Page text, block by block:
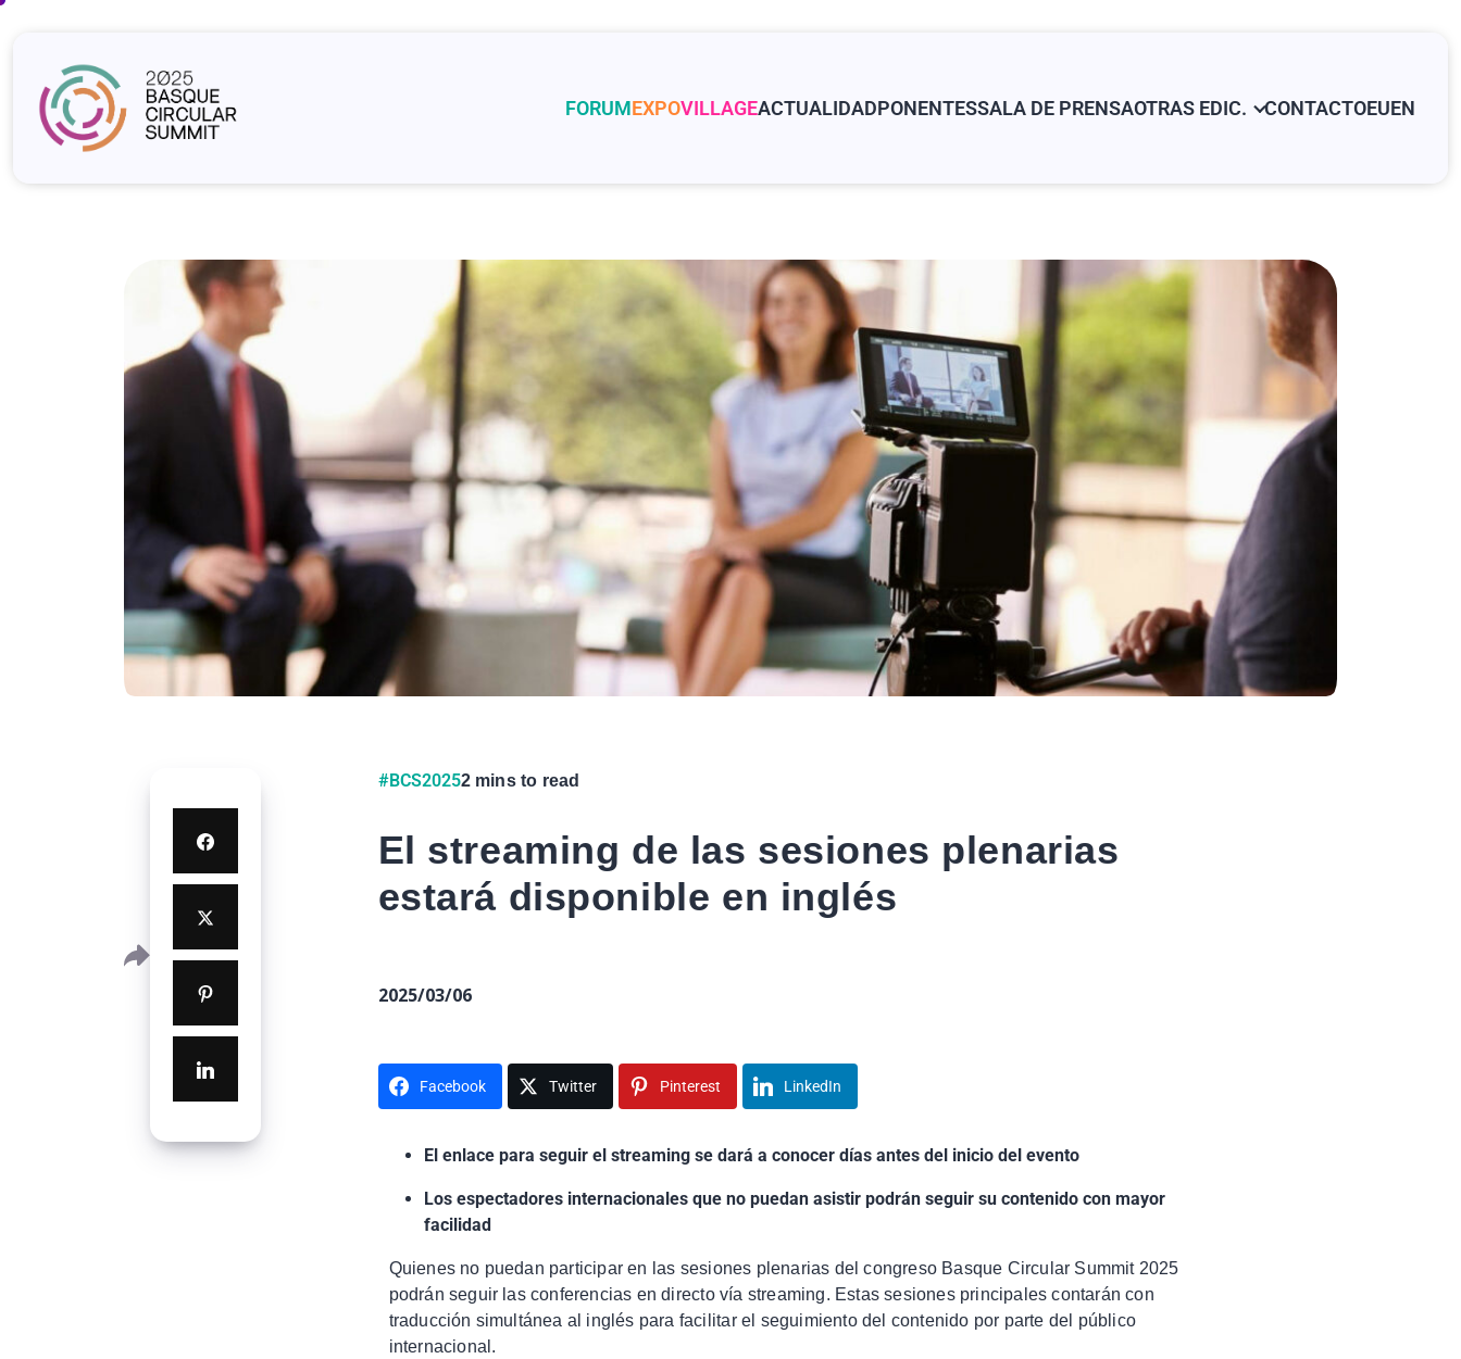
FORUMEXPOVILLAGEACTUALIDADPONENTESSALA DE PRENSAOTRAS EDIC. CONTACTOEUEN
#BCS20252 mins to read
El streaming de las sesiones plenarias
estará disponible en inglés
2025/03/06
Facebook Twitter Pinterest LinkedIn
El enlace para seguir el streaming se dará a conocer días antes del inicio del evento
Los espectadores internacionales que no puedan asistir podrán seguir su contenido con mayor
facilidad
Quienes no puedan participar en las sesiones plenarias del congreso Basque Circular Summit 2025
podrán seguir las conferencias en directo vía streaming. Estas sesiones principales contarán con
traducción simultánea al inglés para facilitar el seguimiento del contenido por parte del público
internacional.